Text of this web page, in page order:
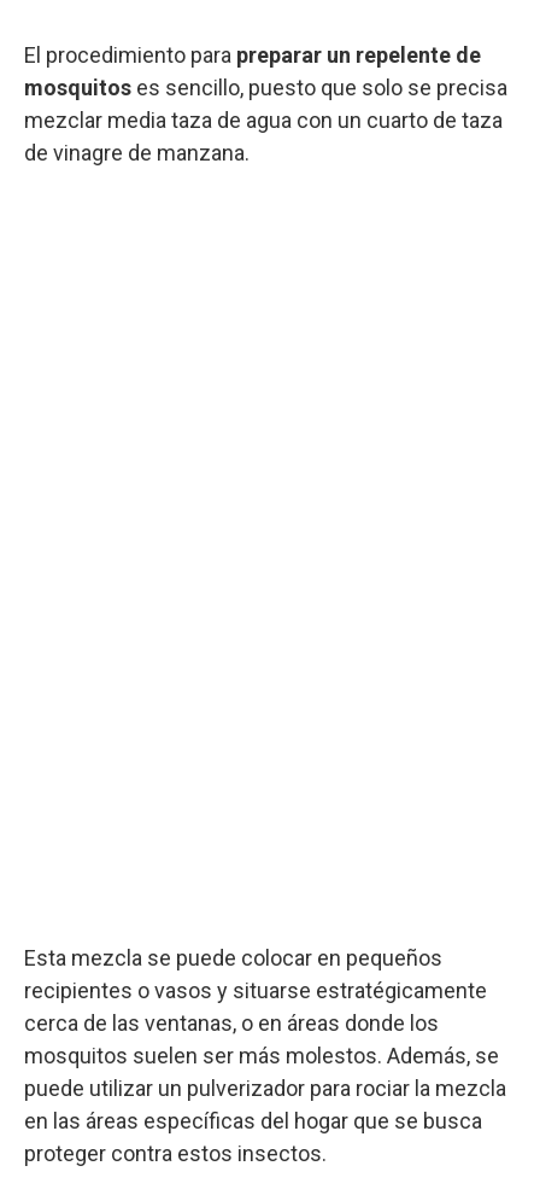
El procedimiento para preparar un repelente de
mosquitos es sencillo, puesto que solo se precisa
mezclar media taza de agua con un cuarto de taza
de vinagre de manzana.
Esta mezcla se puede colocar en pequeños
recipientes o vasos y situarse estratégicamente
cerca de las ventanas, o en áreas donde los
mosquitos suelen ser más molestos. Además, se
puede utilizar un pulverizador para rociar la mezcla
en las áreas específicas del hogar que se busca
proteger contra estos insectos.